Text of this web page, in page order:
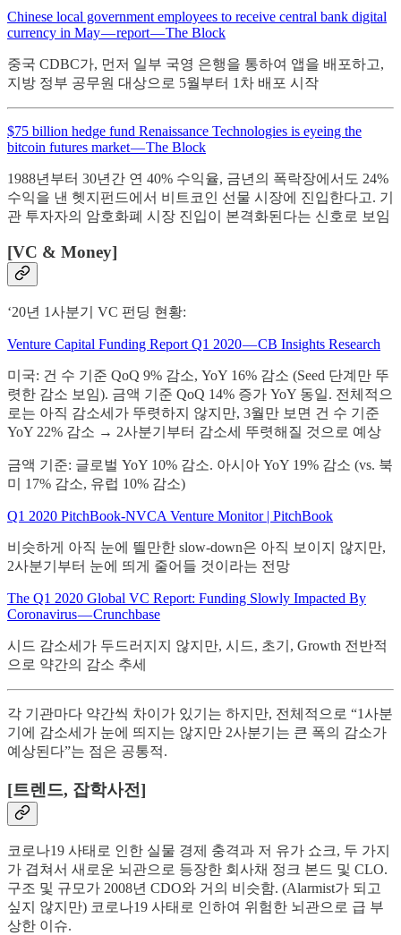
Chinese local government employees to receive central bank digital
currency in May — report — The Block
중국 CDBC가, 먼저 일부 국영 은행을 통하여 앱을 배포하고,
지방 정부 공무원 대상으로 5월부터 1차 배포 시작
$75 billion hedge fund Renaissance Technologies is eyeing the
bitcoin futures market — The Block
1988년부터 30년간 연 40% 수익율, 금년의 폭락장에서도 24%
수익을 낸 헷지펀드에서 비트코인 선물 시장에 진입한다고. 기
관 투자자의 암호화폐 시장 진입이 본격화된다는 신호로 보임
[VC & Money]
‘20년 1사분기 VC 펀딩 현황:
Venture Capital Funding Report Q1 2020 — CB Insights Research
미국: 건 수 기준 QoQ 9% 감소, YoY 16% 감소 (Seed 단계만 뚜
렷한 감소 보임). 금액 기준 QoQ 14% 증가 YoY 동일. 전체적으
로는 아직 감소세가 뚜렷하지 않지만, 3월만 보면 건 수 기준
YoY 22% 감소 → 2사분기부터 감소세 뚜렷해질 것으로 예상
금액 기준: 글로벌 YoY 10% 감소. 아시아 YoY 19% 감소 (vs. 북
미 17% 감소, 유럽 10% 감소)
Q1 2020 PitchBook-NVCA Venture Monitor | PitchBook
비슷하게 아직 눈에 띌만한 slow-down은 아직 보이지 않지만,
2사분기부터 눈에 띄게 줄어들 것이라는 전망
The Q1 2020 Global VC Report: Funding Slowly Impacted By
Coronavirus — Crunchbase
시드 감소세가 두드러지지 않지만, 시드, 초기, Growth 전반적
으로 약간의 감소 추세
각 기관마다 약간씩 차이가 있기는 하지만, 전체적으로 “1사분
기에 감소세가 눈에 띄지는 않지만 2사분기는 큰 폭의 감소가
예상된다”는 점은 공통적.
[트렌드, 잡학사전]
코로나19 사태로 인한 실물 경제 충격과 저 유가 쇼크, 두 가지
가 겹쳐서 새로운 뇌관으로 등장한 회사채 정크 본드 및 CLO.
구조 및 규모가 2008년 CDO와 거의 비슷함. (Alarmist가 되고
싶지 않지만) 코로나19 사태로 인하여 위험한 뇌관으로 급 부
상한 이슈.